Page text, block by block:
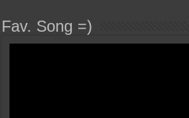
Fav. Song =)